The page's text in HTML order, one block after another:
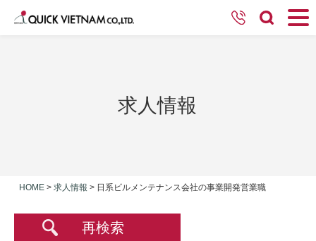
求人情報
HOME > 求人情報 > 日系ビルメンテナンス会社の事業開発営業職
再検索